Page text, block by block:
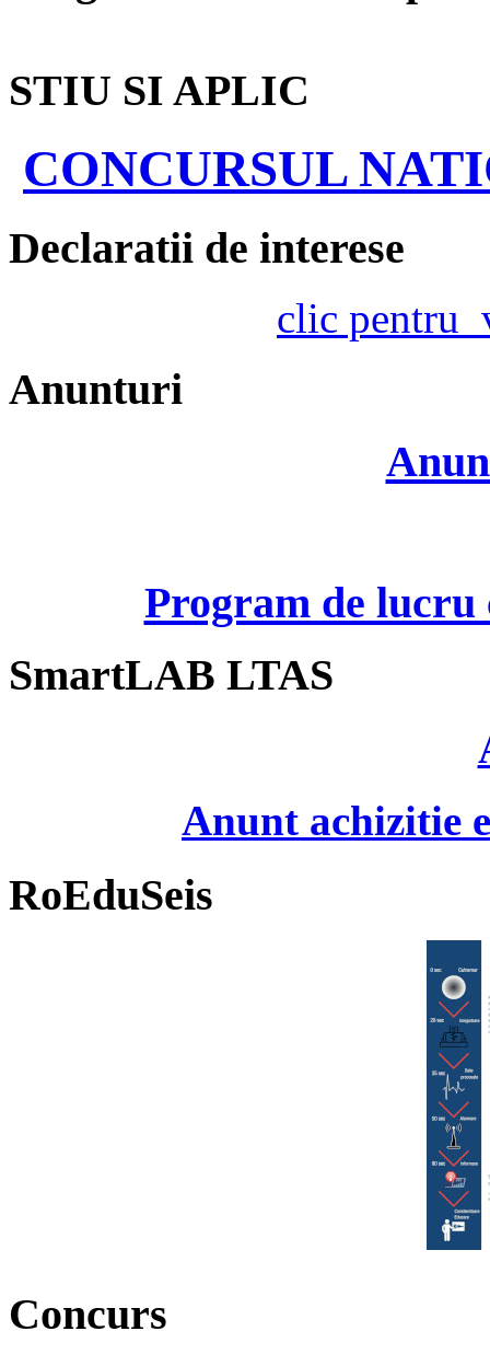
STIU SI APLIC
CONCURSUL
Declaratii de interese
clic pentru
Anunturi
Program de
SmartLAB LTAS
Anunt achizitie
RoEduSeis
Concurs